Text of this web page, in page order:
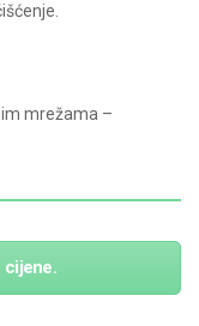
mrežama –
cijene.